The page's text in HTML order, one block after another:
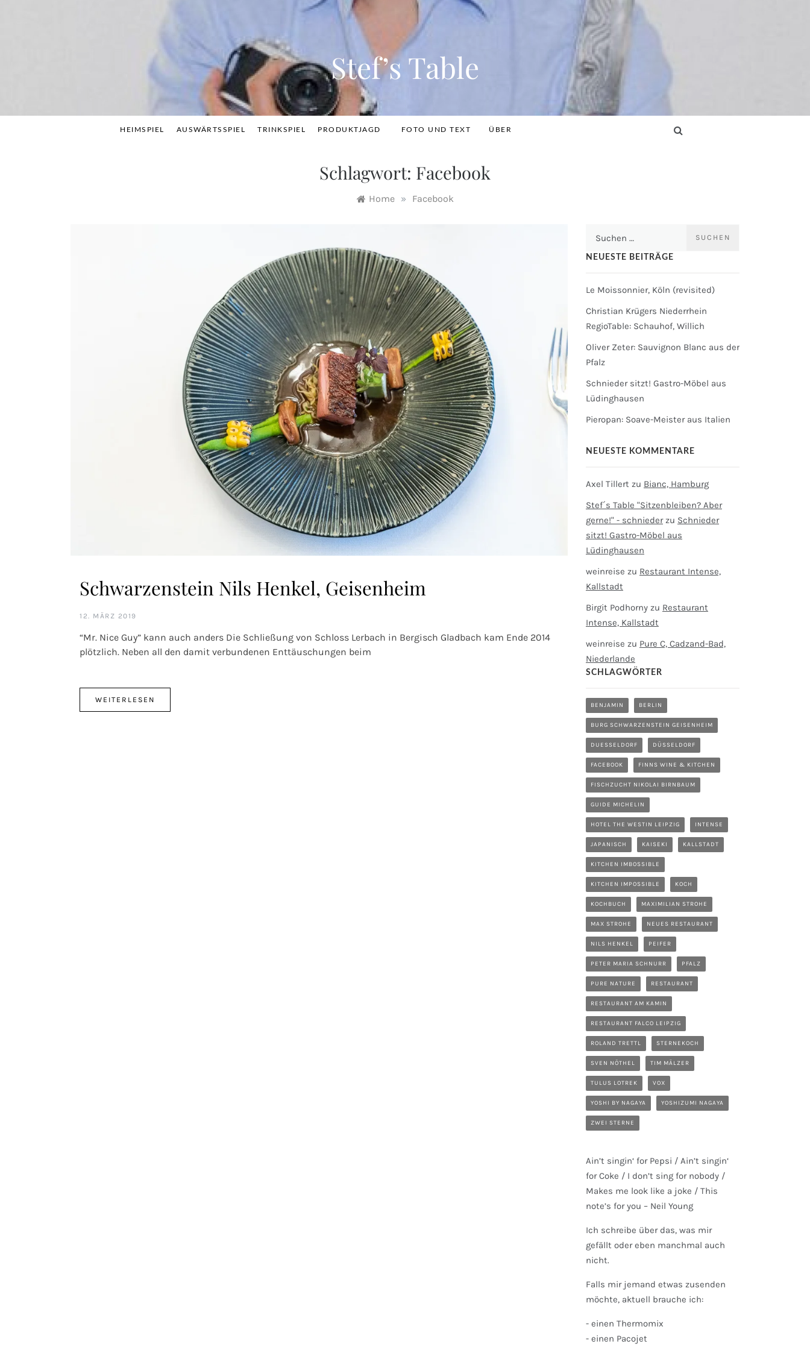
Stef’s Table
HEIMSPIEL AUSWÄRTSSPIEL TRINKSPIEL PRODUKTJAGD FOTO UND TEXT ÜBER
Schlagwort: Facebook
Home » Facebook
Schwarzenstein Nils Henkel, Geisenheim
12. MÄRZ 2019
“Mr. Nice Guy” kann auch anders Die Schließung von Schloss Lerbach in Bergisch Gladbach kam Ende 2014
plötzlich. Neben all den damit verbundenen Enttäuschungen beim
WEITERLESEN
NEUESTE BEITRÄGE
Le Moissonnier, Köln (revisited)
Christian Krügers Niederrhein
RegioTable: Schauhof, Willich
Oliver Zeter: Sauvignon Blanc aus der
Pfalz
Schnieder sitzt! Gastro-Möbel aus
Lüdinghausen
Pieropan: Soave-Meister aus Italien
NEUESTE KOMMENTARE
Axel Tillert zu Bianc, Hamburg
Stef´s Table "Sitzenbleiben? Aber
gerne!" - schniederzu Schnieder
sitzt! Gastro-Möbel aus
Lüdinghausen
weinreise zu Restaurant Intense,
Kallstadt
Birgit Podhorny zu Restaurant
Intense, Kallstadt
weinreise zu Pure C, Cadzand-Bad,
Niederlande
SCHLAGWÖRTER
BENJAMIN BERLIN
BURG SCHWARZENSTEIN GEISENHEIM
DUESSELDORF DÜSSELDORF
FACEBOOK FINNS WINE & KITCHEN
FISCHZUCHT NIKOLAI BIRNBAUM
GUIDE MICHELIN
HOTEL THE WESTIN LEIPZIG INTENSE
JAPANISCH KAISEKI KALLSTADT
KITCHEN IMBOSSIBLE
KITCHEN IMPOSSIBLE KOCH
KOCHBUCH MAXIMILIAN STROHE
MAX STROHE NEUES RESTAURANT
NILS HENKEL PEIFER
PETER MARIA SCHNURR PFALZ
PURE NATURE RESTAURANT
RESTAURANT AM KAMIN
RESTAURANT FALCO LEIPZIG
ROLAND TRETTL STERNEKOCH
SVEN NÖTHEL TIM MÄLZER
TULUS LOTREK VOX
YOSHI BY NAGAYA YOSHIZUMI NAGAYA
ZWEI STERNE
Ain’t singin‘ for Pepsi / Ain’t singin‘
for Coke / I don’t sing for nobody /
Makes me look like a joke / This
note’s for you – Neil Young
Ich schreibe über das, was mir
gefällt oder eben manchmal auch
nicht.
Falls mir jemand etwas zusenden
möchte, aktuell brauche ich:
- einen Thermomix
- einen Pacojet